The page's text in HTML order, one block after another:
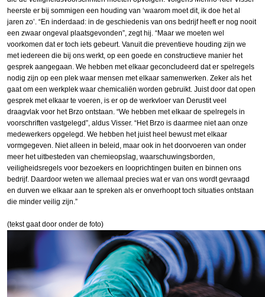
heerste er bij sommigen een houding van ‘waarom moet dit, ik doe het al
jaren zo’. “En inderdaad: in de geschiedenis van ons bedrijf heeft er nog nooit
een zwaar ongeval plaatsgevonden”, zegt hij. “Maar we moeten wel
voorkomen dat er toch iets gebeurt. Vanuit die preventieve houding zijn we
met iedereen die bij ons werkt, op een goede en constructieve manier het
gesprek aangegaan. We hebben met elkaar geconcludeerd dat er spelregels
nodig zijn op een plek waar mensen met elkaar samenwerken. Zeker als het
gaat om een werkplek waar chemicaliën worden gebruikt. Juist door dat open
gesprek met elkaar te voeren, is er op de werkvloer van Derustit veel
draagvlak voor het Brzo ontstaan. “We hebben met elkaar de spelregels in
voorschriften vastgelegd”, aldus Visser. “Het Brzo is daarmee niet aan onze
medewerkers opgelegd. We hebben het juist heel bewust met elkaar
vormgegeven. Niet alleen in beleid, maar ook in het doorvoeren van onder
meer het uitbesteden van chemieopslag, waarschuwingsborden,
veiligheidsregels voor bezoekers en looprichtingen buiten en binnen ons
bedrijf. Daardoor weten we allemaal precies wat er van ons wordt gevraagd
en durven we elkaar aan te spreken als er onverhoopt toch situaties ontstaan
die minder veilig zijn.”
(tekst gaat door onder de foto)